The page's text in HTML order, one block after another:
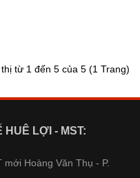
thị từ 1 đến 5 của 5 (1 Trang)
HUÊ LỢI - MST:
Hoàng Văn Thụ - P.